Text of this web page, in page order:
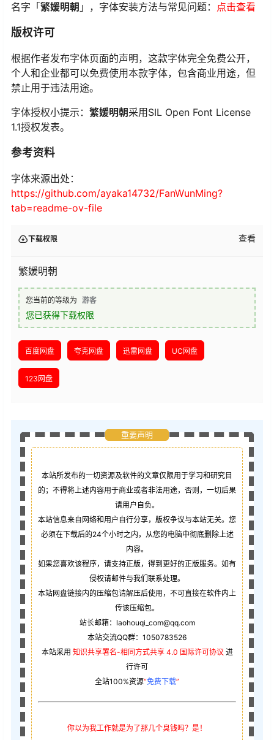
名字「繁媛明朝 」，字体安装方法与常见问题： 点击查看
版权许可
根据作者发布字体页面的声明，这款字体完全免费公开，
个人和企业都可以免费使用本款字体，包含商业用途，但
禁止用于违法用途。
字体授权小提示： 繁媛明朝 采用SIL Open Font License
1.1授权发表。
参考资料
字体来源出处：
https://github.com/ayaka14732/FanWunMing?
tab=readme-ov-file
下载权限 查看
繁媛明朝
您当前的等级为 游客
您已获得下载权限
百度网盘 夸克网盘 迅雷网盘 UC网盘
123网盘
重要声明
本站所发布的一切资源及软件的文章仅限用于学习和研究目
的；不得将上述内容用于商业或者非法用途，否则，一切后果
请用户自负。
本站信息来自网络和用户自行分享，版权争议与本站无关。您
必须在下载后的24个小时之内，从您的电脑中彻底删除上述
内容。
如果您喜欢该程序，请支持正版，得到更好的正版服务。如有
侵权请邮件与我们联系处理。
本站网盘链接内的压缩包请解压后使用，不可直接在软件内上
传该压缩包。
站长邮箱：laohouqi_com@qq.com
本站交流QQ群：1050783526
本站采用 知识共享署名-相同方式共享 4.0 国际许可协议 进
行许可
全站100%资源“免费下载”
你以为我工作就是为了那几个臭钱吗？是！